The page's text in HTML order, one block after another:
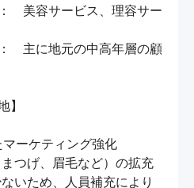
　美容サービス、理容サー
　主に地元の中高年層の顧
】
ーケティング強化
つげ、眉毛など）の拡充
いため、人員補充により